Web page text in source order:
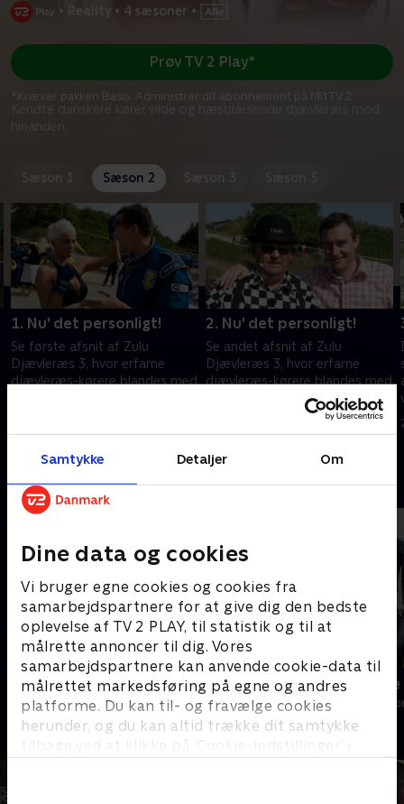
Samtykke Detaljer Om
Dine data og cookies
Vi bruger egne cookies og cookies fra
samarbejdspartnere for at give dig den bedste
oplevelse af TV 2 PLAY, til statistik og til at
målrette annoncer til dig. Vores
samarbejdspartnere kan anvende cookie-data til
målrettet markedsføring på egne og andres
platforme. Du kan til- og fravælge cookies
herunder, og du kan altid trække dit samtykke
tilbage ved at klikke på ’Cookie-indstillinger’ i
• Reality • 4 sæsoner •
Kendte danskere kører vilde og hæsblæsende djævleræs mod
hinanden.
Prøv TV 2 Play*
*Kræver pakken Basis. Administrer dit abonnement på Mit TV 2.
Sæson 1 Sæson 2
1. Nu' det personligt!
Se første afsnit af Zulu
Djævleræs 3, hvor erfarne
djævleræs-kørere blandes med
2. Nu' det personligt!
Se andet afsnit af Zulu
Djævleræs 3, hvor erfarne
djævleræs-kørere blandes med
debutanter. Hold godt fast, for
denne gang er det personligt.
18. august 2008 • 39 min
Andre så også
Zulu Kvægræs
Reality • 3 sæsoner
Kørelærerne
Reality • 2